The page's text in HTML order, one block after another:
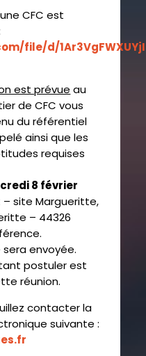
CFC est
file/d/
est prévue au
de CFC vous
du référentiel
ainsi que les
requises
8 février
– site Margueritte,
– 44326
envoyée.
postuler est
réunion.
contacter la
suivante :